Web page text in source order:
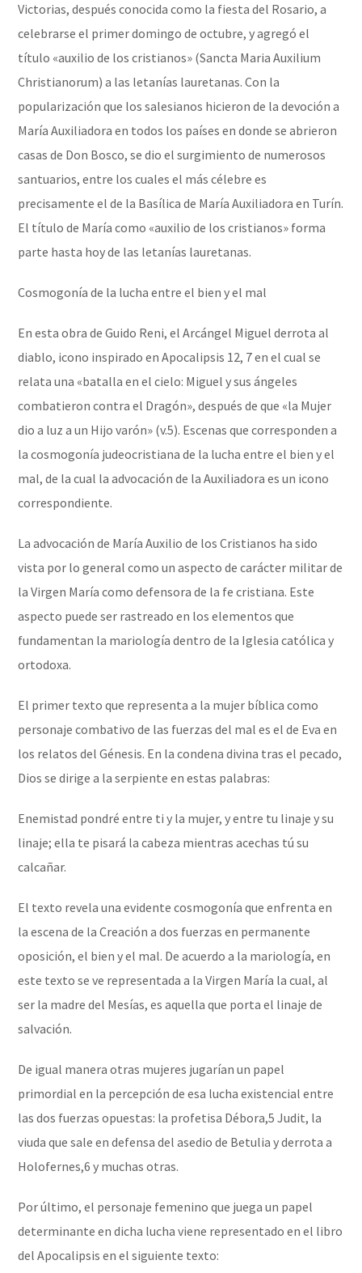
Victorias, después conocida como la fiesta del Rosario, a
celebrarse el primer domingo de octubre, y agregó el
título «auxilio de los cristianos» (Sancta Maria Auxilium
Christianorum) a las letanías lauretanas. Con la
popularización que los salesianos hicieron de la devoción a
María Auxiliadora en todos los países en donde se abrieron
casas de Don Bosco, se dio el surgimiento de numerosos
santuarios, entre los cuales el más célebre es
precisamente el de la Basílica de María Auxiliadora en Turín.
El título de María como «auxilio de los cristianos» forma
parte hasta hoy de las letanías lauretanas.
Cosmogonía de la lucha entre el bien y el mal
En esta obra de Guido Reni, el Arcángel Miguel derrota al
diablo, icono inspirado en Apocalipsis 12, 7 en el cual se
relata una «batalla en el cielo: Miguel y sus ángeles
combatieron contra el Dragón», después de que «la Mujer
dio a luz a un Hijo varón» (v.5). Escenas que corresponden a
la cosmogonía judeocristiana de la lucha entre el bien y el
mal, de la cual la advocación de la Auxiliadora es un icono
correspondiente.
La advocación de María Auxilio de los Cristianos ha sido
vista por lo general como un aspecto de carácter militar de
la Virgen María como defensora de la fe cristiana. Este
aspecto puede ser rastreado en los elementos que
fundamentan la mariología dentro de la Iglesia católica y
ortodoxa.
El primer texto que representa a la mujer bíblica como
personaje combativo de las fuerzas del mal es el de Eva en
los relatos del Génesis. En la condena divina tras el pecado,
Dios se dirige a la serpiente en estas palabras:
Enemistad pondré entre ti y la mujer, y entre tu linaje y su
linaje; ella te pisará la cabeza mientras acechas tú su
calcañar.
El texto revela una evidente cosmogonía que enfrenta en
la escena de la Creación a dos fuerzas en permanente
oposición, el bien y el mal. De acuerdo a la mariología, en
este texto se ve representada a la Virgen María la cual, al
ser la madre del Mesías, es aquella que porta el linaje de
salvación.
De igual manera otras mujeres jugarían un papel
primordial en la percepción de esa lucha existencial entre
las dos fuerzas opuestas: la profetisa Débora,5​ Judit, la
viuda que sale en defensa del asedio de Betulia y derrota a
Holofernes,6​ y muchas otras.
Por último, el personaje femenino que juega un papel
determinante en dicha lucha viene representado en el libro
del Apocalipsis en el siguiente texto: